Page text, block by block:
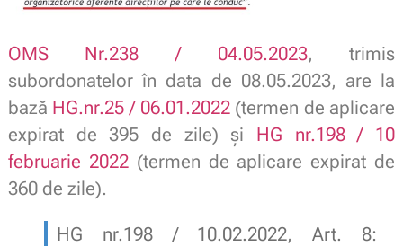
OMS Nr.238 / 04.05.2023, trimis
subordonatelor în data de 08.05.2023, are la
bază HG.nr.25 / 06.01.2022(termen de aplicare
expirat de 395 de zile) și HG nr.198 / 10
februarie 2022(termen de aplicare expirat de
360 de zile).
HG nr.198 / 10.02.2022, Art. 8: